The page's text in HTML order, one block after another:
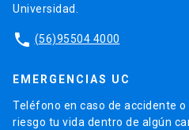
Universidad.
phone (56)95504 4000
EMERGENCIAS UC
Teléfono en caso de accidente
riesgo tu vida dentro de algún